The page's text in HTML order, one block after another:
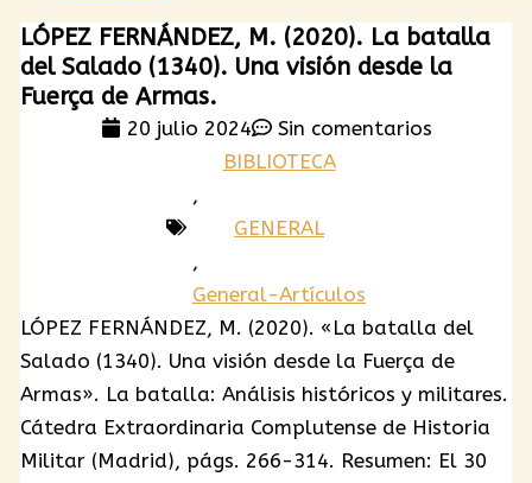
LÓPEZ FERNÁNDEZ, M. (2020). La batalla
del Salado (1340). Una visión desde la
Fuerça de Armas.
20 julio 2024
Sin comentarios
BIBLIOTECA
,
GENERAL
,
General-Artículos
LÓPEZ FERNÁNDEZ, M. (2020). «La batalla del
Salado (1340). Una visión desde la Fuerça de
Armas». La batalla: Análisis históricos y militares.
Cátedra Extraordinaria Complutense de Historia
Militar (Madrid), págs. 266-314. Resumen: El 30